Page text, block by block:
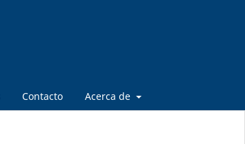
Contacto Acerca de